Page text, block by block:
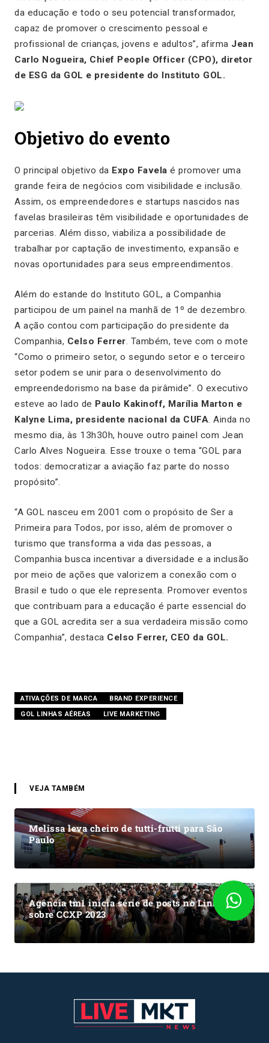
da educação e todo o seu potencial transformador,
capaz de promover o crescimento pessoal e
profissional de crianças, jovens e adultos”, afirma Jean
Carlo Nogueira, Chief People Officer (CPO), diretor
de ESG da GOL e presidente do Instituto GOL.
Objetivo do evento
O principal objetivo da Expo Favela é promover uma
grande feira de negócios com visibilidade e inclusão.
Assim, os empreendedores e startups nascidos nas
favelas brasileiras têm visibilidade e oportunidades de
parcerias. Além disso, viabiliza a possibilidade de
trabalhar por captação de investimento, expansão e
novas oportunidades para seus empreendimentos.
Além do estande do Instituto GOL, a Companhia
participou de um painel na manhã de 1º de dezembro.
A ação contou com participação do presidente da
Companhia, Celso Ferrer. Também, teve com o mote
“Como o primeiro setor, o segundo setor e o terceiro
setor podem se unir para o desenvolvimento do
empreendedorismo na base da pirâmide”. O executivo
esteve ao lado de Paulo Kakinoff, Marília Marton e
Kalyne Lima, presidente nacional da CUFA. Ainda no
mesmo dia, às 13h30h, houve outro painel com Jean
Carlo Alves Nogueira. Esse trouxe o tema “GOL para
todos: democratizar a aviação faz parte do nosso
propósito”.
“A GOL nasceu em 2001 com o propósito de Ser a
Primeira para Todos, por isso, além de promover o
turismo que transforma a vida das pessoas, a
Companhia busca incentivar a diversidade e a inclusão
por meio de ações que valorizem a conexão com o
Brasil e tudo o que ele representa. Promover eventos
que contribuam para a educação é parte essencial do
que a GOL acredita ser a sua verdadeira missão como
Companhia”, destaca Celso Ferrer, CEO da GOL.
ATIVAÇÕES DE MARCA
BRAND EXPERIENCE
GOL LINHAS AÉREAS
LIVE MARKETING
VEJA TAMBÉM
Melissa leva cheiro de tutti-frutti para São
Paulo
Agência tm1 inicia série de posts no Linkedin
sobre CCXP 2023